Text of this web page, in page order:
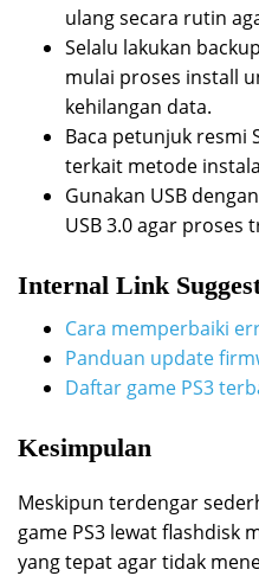
ulang secara rutin
Selalu lakukan
mulai proses install
kehilangan data.
Baca petunjuk resmi
terkait metode
Gunakan USB
USB 3.0 agar proses
Internal Link
Cara memperbaiki
Panduan update
Daftar game PS3
Kesimpulan
Meskipun terdengar
game PS3 lewat flashdisk
yang tepat agar tidak